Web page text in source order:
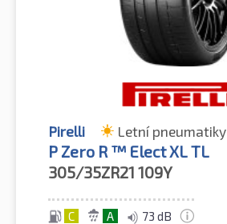
Pirelli Letní pneumatiky
P Zero R ™ Elect XL TL
305/35ZR21 109Y
C A 73 dB